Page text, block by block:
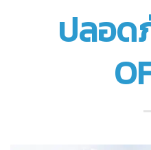
ปลอด